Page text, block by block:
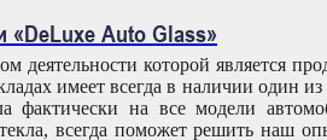
Auto Glass»
деятельности которой является
имеет всегда в наличии один
фактически на все модели
всегда поможет решить наш